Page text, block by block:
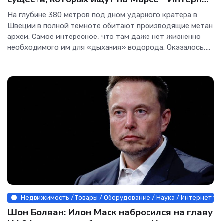
технологии.
На глубине 380 метров под дном ударного кратера в
Швеции в полной темноте обитают производящие метан
археи. Самое интересное, что там даже нет жизненно
необходимого им для «дыхания» водорода. Оказалось,
Недвижимость / Товары / Оборудование / Наука / Интернет
Шон Болван: Илон Маск набросился на главу